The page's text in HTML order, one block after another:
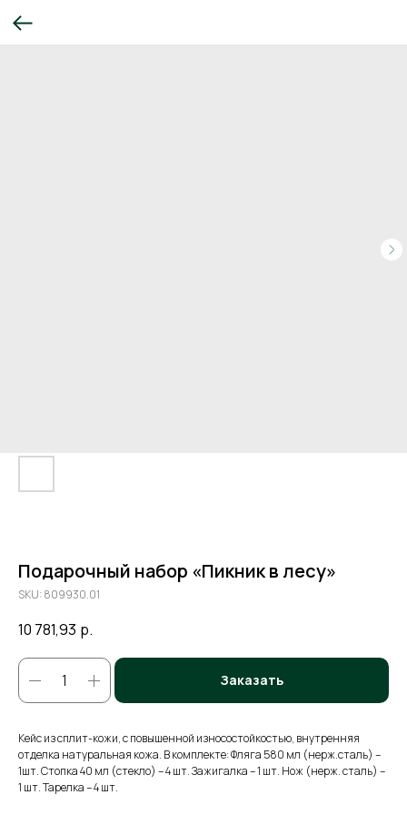
Подарочный набор «Пикник в лесу»
SKU: 809930.01
10 781,93 р.
Заказать
Кейс из сплит-кожи, с повышенной износостойкостью, внутренняя
отделка натуральная кожа. В комплекте: Фляга 580 мл (нерж.сталь) –
1шт. Стопка 40 мл (стекло) – 4 шт. Зажигалка – 1 шт. Нож (нерж. сталь) –
1 шт. Тарелка – 4 шт.